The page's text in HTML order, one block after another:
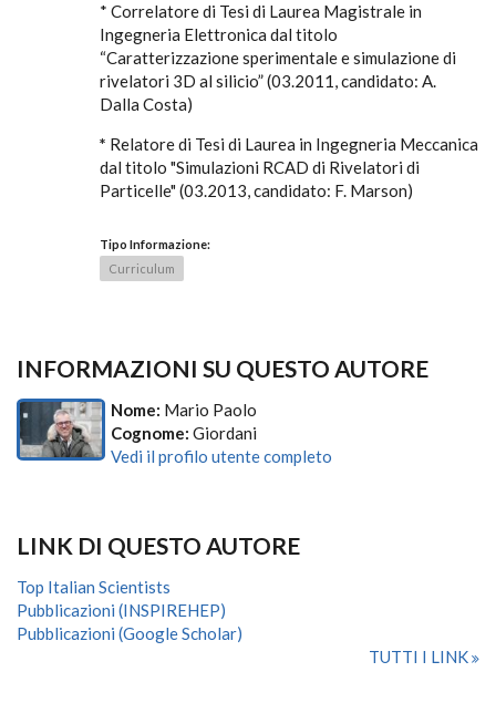
* Correlatore di Tesi di Laurea Magistrale in
Ingegneria Elettronica dal titolo
“Caratterizzazione sperimentale e simulazione di
rivelatori 3D al silicio” (03.2011, candidato: A.
Dalla Costa)
* Relatore di Tesi di Laurea in Ingegneria Meccanica
dal titolo "Simulazioni RCAD di Rivelatori di
Particelle" (03.2013, candidato: F. Marson)
Tipo Informazione:
Curriculum
INFORMAZIONI SU QUESTO AUTORE
Nome: Mario Paolo
Cognome: Giordani
Vedi il profilo utente completo
LINK DI QUESTO AUTORE
Top Italian Scientists
Pubblicazioni (INSPIREHEP)
Pubblicazioni (Google Scholar)
TUTTI I LINK